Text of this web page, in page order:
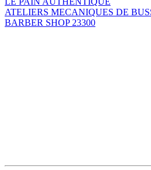
ATELIERS MECANIQUES DE
BARBER SHOP 23300